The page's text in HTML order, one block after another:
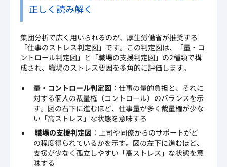
正しく読み解く
集団分析で広く用いられるのが、厚生労働省が推奨する
「仕事のストレス判定図」です。この判定図は、「量・コ
ントロール判定図」と「職場の支援判定図」の2種類で構
成され、職場のストレス要因を多角的に評価します。
量・コントロール判定図 ：仕事の量的負担と、それに
対する個人の裁量権（コントロール）のバランスを示
す。図の右下に進むほど、仕事量が多く裁量権が少な
い「高ストレス」な状態を意味する
職場の支援判定図 ：上司や同僚からのサポートがど
の程度得られているかを示す。図の左下に進むほど、
支援が少なく孤立しやすい「高ストレス」な状態を意
味する